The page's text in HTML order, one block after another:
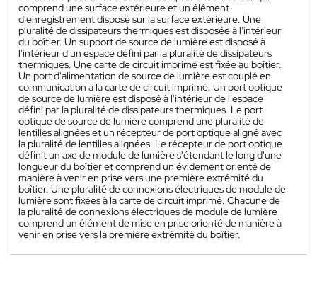
comprend une surface extérieure et un élément
d'enregistrement disposé sur la surface extérieure. Une
pluralité de dissipateurs thermiques est disposée à l'intérieur
du boîtier. Un support de source de lumière est disposé à
l'intérieur d'un espace défini par la pluralité de dissipateurs
thermiques. Une carte de circuit imprimé est fixée au boîtier.
Un port d'alimentation de source de lumière est couplé en
communication à la carte de circuit imprimé. Un port optique
de source de lumière est disposé à l'intérieur de l'espace
défini par la pluralité de dissipateurs thermiques. Le port
optique de source de lumière comprend une pluralité de
lentilles alignées et un récepteur de port optique aligné avec
la pluralité de lentilles alignées. Le récepteur de port optique
définit un axe de module de lumière s'étendant le long d'une
longueur du boîtier et comprend un évidement orienté de
manière à venir en prise vers une première extrémité du
boîtier. Une pluralité de connexions électriques de module de
lumière sont fixées à la carte de circuit imprimé. Chacune de
la pluralité de connexions électriques de module de lumière
comprend un élément de mise en prise orienté de manière à
venir en prise vers la première extrémité du boîtier.